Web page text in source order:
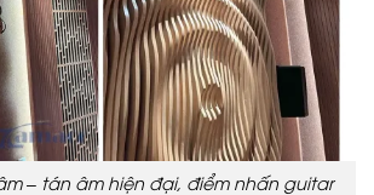
– tán âm hiện đại, điểm nhấn guitar